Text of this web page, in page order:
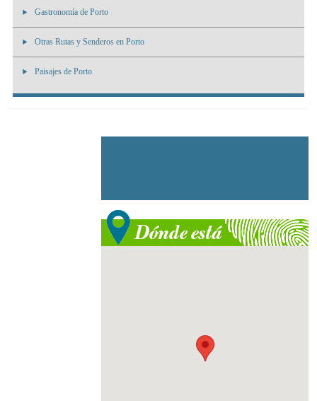
Gastronomía de Porto
Otras Rutas y Senderos en Porto
Paisajes de Porto